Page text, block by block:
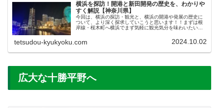
横浜を探訪！開港と新田開発の歴史を、わかりや
すく解説【神奈川県】
今回は、横浜の探訪・観光と、横浜の開港や発展の歴史に
ついて、より深く探求していこうと思います！！まずは根
岸線・桜木町へ横浜でまず気軽に観光気分を味わいたいな
tetsudou-kyukyoku.com 2024.10.02
広大な十勝平野へ